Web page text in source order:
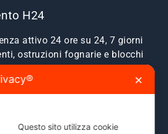
H24
attivo 24 ore su 24, 7 giorni
ostruzioni fognarie e blocchi
città, Monza e Brianza, Sesto
✕
Questo sito utilizza cookie